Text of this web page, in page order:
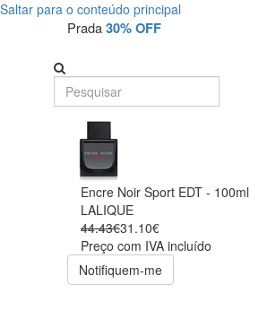
Saltar para o conteúdo principal
Prada30% OFF
Encre Noir Sport EDT - 100ml
LALIQUE
44.43€31.10€
Preço com IVA incluído
Notifiquem-me